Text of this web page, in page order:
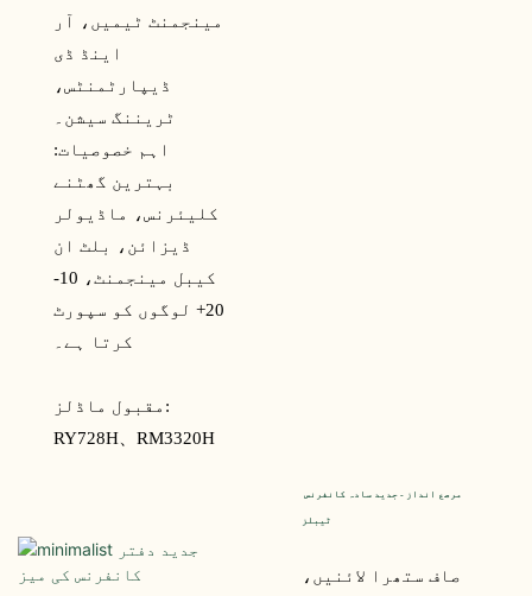
مینجمنٹ ٹیمیں، آر
اینڈ ڈی
ڈیپارٹمنٹس،
ٹریننگ سیشن۔
اہم خصوصیات:
بہترین گھٹنے
کلیئرنس، ماڈیولر
ڈیزائن، بلٹ ان
کیبل مینجمنٹ، 10-
20+ لوگوں کو سپورٹ
کرتا ہے۔
مقبول ماڈلز:
RY728H、 RM3320H
ٹیبلز
صاف ستھرا لائنیں،